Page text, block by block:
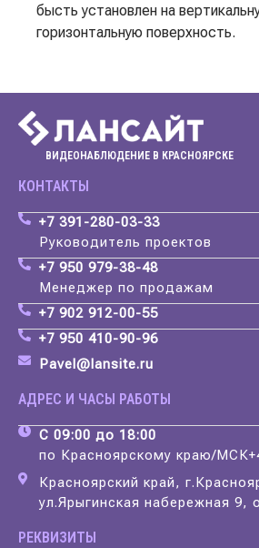
бысть установлен на
горизонтальную поверхность.
ВИДЕОНАБЛЮДЕНИЕ В КРАСНОЯРСКЕ
КОНТАКТЫ
+7 391-280-03-33
Руководитель проектов
+7 950 979-38-48
Менеджер по продажам
+7 902 912-00-55
+7 950 410-90-96
Pavel@lansite.ru
АДРЕС И ЧАСЫ РАБОТЫ
С 09:00 до 18:00
по Красноярскому краю/
Красноярский край,
ул.Ярыгинская набережная 9,
РЕКВИЗИТЫ